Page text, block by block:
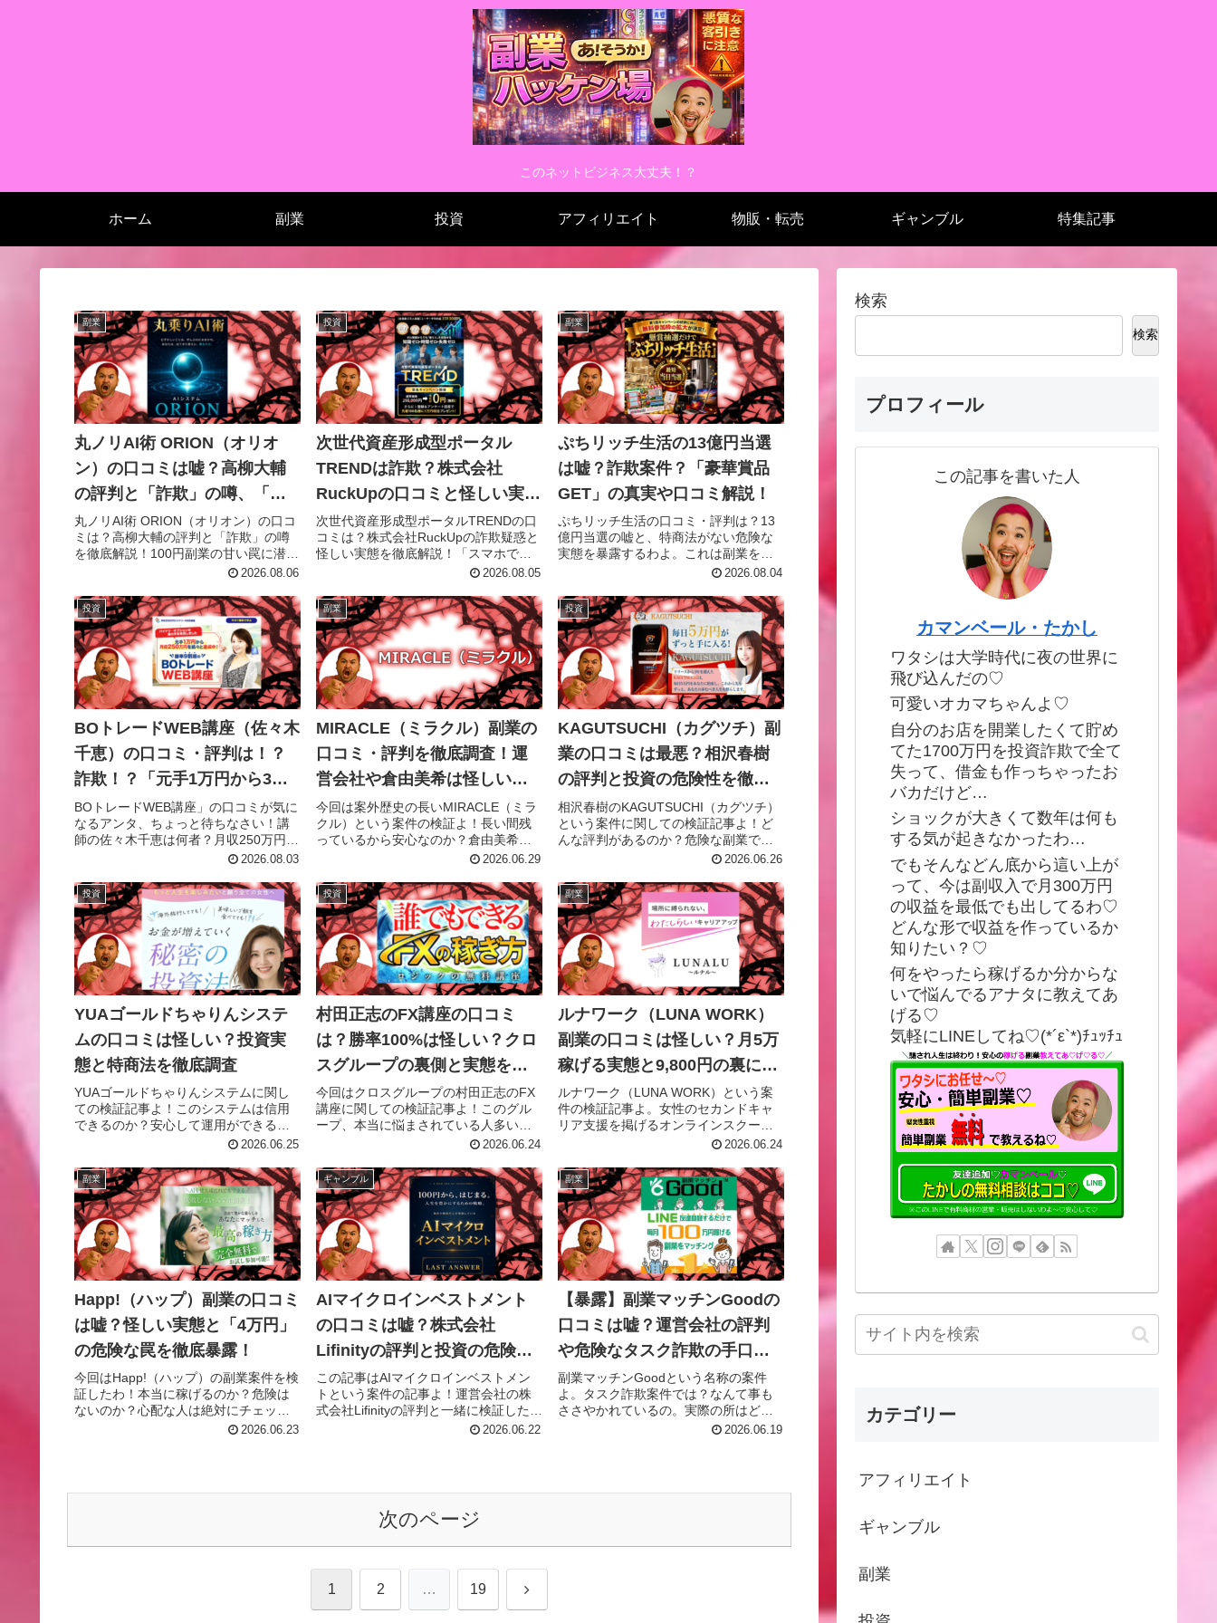
このネットビジネス大丈夫！？
ホーム 副業 投資 アフィリエイト 物販・転売 ギャンブル 特集記事
副業
丸ノリAI術 ORION（オリオ
ン）の口コミは嘘？高柳大輔
の評判と「詐欺」の噂、「再
現性100%」の真実を解説！
丸ノリAI術 ORION（オリオン）の口コ
ミは？高柳大輔の評判と「詐欺」の噂
を徹底解説！100円副業の甘い罠に潜む
高額費用の実態や、怪しい運営会社、
鞭で解説するわ。アナタの大切なお金
を守るために、登録前に必ず読みなさ
いよ！
2026.08.06
投資
次世代資産形成型ポータル
TRENDは詐欺？株式会社
RuckUpの口コミと怪しい実
態、汚い手口について解説！
次世代資産形成型ポータルTRENDの口
コミは？株式会社RuckUpの詐欺疑惑と
怪しい実態を徹底解説！「スマホで稼
げる」の裏に潜む高額プランの罠や、
わ。大切なお金を守りたいなら、登録
前にこの記事を読みなさい！
2026.08.05
副業
ぷちリッチ生活の13億円当選
は嘘？詐欺案件？「豪華賞品
GET」の真実や口コミ解説！
ぷちリッチ生活の口コミ・評判は？13
億円当選の嘘と、特商法がない危険な
実態を暴露するわよ。これは副業を装
った悪質な詐欺の可能性大！LINE登録
されて大切なお金を失う前に、アタシ
の警告をしっかり読みなさい❤️
2026.08.04
投資
BOトレードWEB講座（佐々木
千恵）の口コミ・評判は！？
詐欺！？「元手1万円から3ヶ
月で月収250万円」の詳細を解
説！
BOトレードWEB講座」の口コミが気に
なるアンタ、ちょっと待ちなさい！講
師の佐々木千恵は何者？月収250万円の
裏に隠された動画偽装や高額請求の実
う前に、アタシが暴いた「怪しい真
実」を今すぐ確認しなさい！
2026.08.03
副業
MIRACLE（ミラクル）副業の
口コミ・評判を徹底調査！運
営会社や倉由美希は怪しいの
か？
今回は案外歴史の長いMIRACLE（ミラ
クル）という案件の検証よ！長い間残
っているから安心なのか？倉由美希氏
とは？しっかり検証したわ！ 2026.06.29
投資
KAGUTSUCHI（カグツチ）副
業の口コミは最悪？相沢春樹
の評判と投資の危険性を徹底
暴露！
相沢春樹のKAGUTSUCHI（カグツチ）
という案件に関しての検証記事よ！ど
んな評判があるのか？危険な副業では
2026.06.26
投資
YUAゴールドちゃりんシステ
ムの口コミは怪しい？投資実
態と特商法を徹底調査
YUAゴールドちゃりんシステムに関し
ての検証記事よ！このシステムは信用
できるのか？安心して運用ができるの
2026.06.25
投資
村田正志のFX講座の口コミ
は？勝率100%は怪しい？クロ
スグループの裏側と実態を暴
露！
今回はクロスグループの村田正志のFX
講座に関しての検証記事よ！このグル
ープ、本当に悩まされている人多いん
2026.06.24
副業
ルナワーク（LUNA WORK）
副業の口コミは怪しい？月5万
稼げる実態と9,800円の裏にあ
る「月額費用」の真相！
ルナワーク（LUNA WORK）という案
件の検証記事よ。女性のセカンドキャ
リア支援を掲げるオンラインスクール
なの。どんな所なのか？費用は？是非
2026.06.24
副業
Happ!（ハップ）副業の口コミ
は嘘？怪しい実態と「4万円」
の危険な罠を徹底暴露！
今回はHapp!（ハップ）の副業案件を検
証したわ！本当に稼げるのか？危険は
ないのか？心配な人は絶対にチェック
2026.06.23
ギャンブル
AIマイクロインベストメント
の口コミは嘘？株式会社
Lifinityの評判と投資の危険性
を徹底暴露！
この記事はAIマイクロインベストメン
トという案件の記事よ！運営会社の株
式会社Lifinityの評判と一緒に検証した
2026.06.22
副業
【暴露】副業マッチンGoodの
口コミは嘘？運営会社の評判
や危険なタスク詐欺の手口を
徹底検証よ！
副業マッチンGoodという名称の案件
よ。タスク詐欺案件では？なんて事も
ささやかれているの。実際の所はどう
なのか？しっかり検証したわよ！2026.06.19
次のページ
1 2 … 19 次
検索
検索
プロフィール
この記事を書いた人
カマンベール・たかし
ワタシは大学時代に夜の世界に
飛び込んだの♡
可愛いオカマちゃんよ♡
自分のお店を開業したくて貯め
てた1700万円を投資詐欺で全て
失って、借金も作っちゃったお
バカだけど…
ショックが大きくて数年は何も
する気が起きなかったわ…
でもそんなどん底から這い上が
って、今は副収入で月300万円
の収益を最低でも出してるわ♡
どんな形で収益を作っているか
知りたい？♡
何をやったら稼げるか分からな
いで悩んでるアナタに教えてあ
げる♡
気軽にLINEしてね♡(*´ε`*)ﾁｭｯﾁｭ
カテゴリー
アフィリエイト
ギャンブル
副業